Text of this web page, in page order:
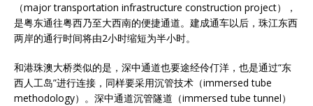
（major transportation infrastructure construction project），
是粤东通往粤西乃至大西南的便捷通道。建成通车以后，珠江东西
两岸的通行时间将由2小时缩短为半小时。
和港珠澳大桥类似的是，深中通道也要途经伶仃洋，也是通过“东
西人工岛”进行连接，同样要采用沉管技术（immersed tube
methodology）。深中通道沉管隧道（immersed tube tunnel）